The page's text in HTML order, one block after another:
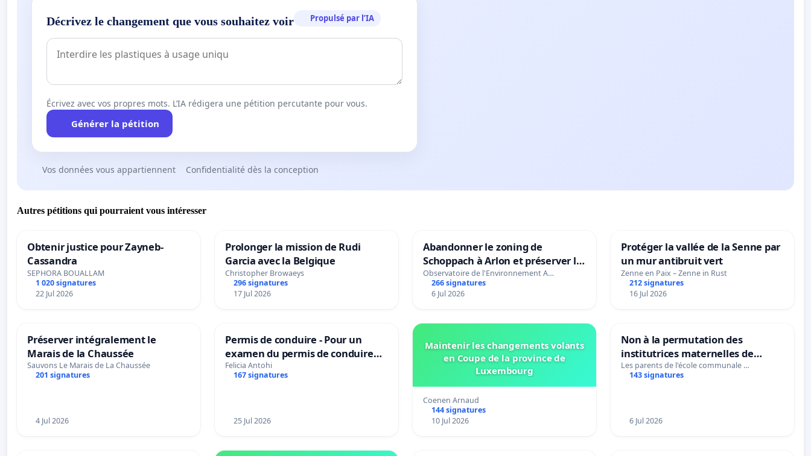
Décrivez le changement que vous souhaitez voir Propulsé par l’IA
Écrivez avec vos propres mots. L’IA rédigera une pétition percutante pour vous.
Générer la pétition
Vos données vous appartiennent Confidentialité dès la conception
Autres pétitions qui pourraient vous intéresser
Obtenir justice pour Zayneb-
Cassandra
SEPHORA BOUALLAM
1 020 signatures
22 Jul 2026
Prolonger la mission de Rudi
Garcia avec la Belgique
Christopher Browaeys
296 signatures
17 Jul 2026
Abandonner le zoning de
Schoppach à Arlon et préserver le
site naturel
Observatoire de l'Environnement A…
266 signatures
6 Jul 2026
Protéger la vallée de la Senne par
un mur antibruit vert
Zenne en Paix – Zenne in Rust
212 signatures
16 Jul 2026
Préserver intégralement le
Marais de la Chaussée
Sauvons Le Marais de La Chaussée
201 signatures
4 Jul 2026
Permis de conduire - Pour un
examen du permis de conduire
accessible dans plusieurs langues
à Bruxelles
Felicia Antohi
167 signatures
25 Jul 2026
Maintenir les changements volants
en Coupe de la province de
Luxembourg
Coenen Arnaud
144 signatures
10 Jul 2026
Non à la permutation des
institutrices maternelles de
Bléharies et Laplaigne !
Préservons la stabilité de nos
Les parents de l'école communale …
143 signatures
6 Jul 2026